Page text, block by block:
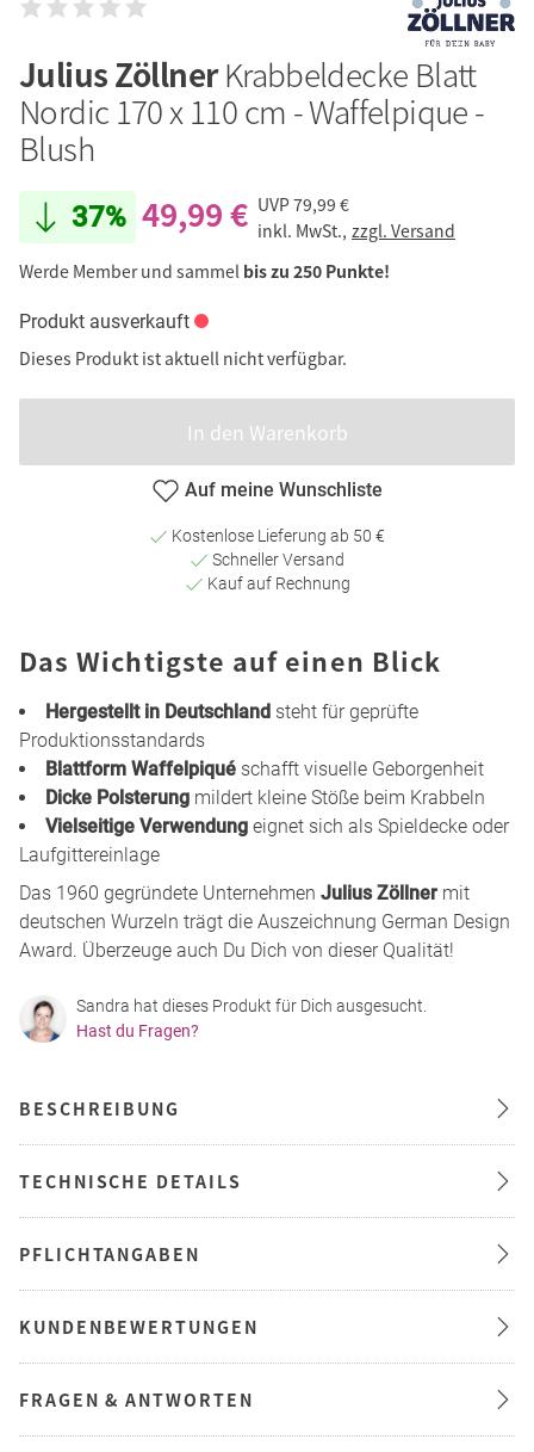
Julius ZöllnerKrabbeldecke Blatt
Nordic 170 x 110 cm - Waffelpique -
Blush
37% 49,99 € UVP79,99 €
inkl. MwSt., zzgl. Versand
Werde Member und sammel bis zu 250 Punkte!
Produkt ausverkauft
Dieses Produkt ist aktuell nicht verfügbar.
In den Warenkorb
Auf meine Wunschliste
Kostenlose Lieferung ab 50 €
Schneller Versand
Kauf auf Rechnung
Das Wichtigste auf einen Blick
Hergestellt in Deutschland steht für geprüfte
Produktionsstandards
Blattform Waffelpiqué schafft visuelle Geborgenheit
Dicke Polsterung mildert kleine Stöße beim Krabbeln
Vielseitige Verwendung eignet sich als Spieldecke oder
Laufgittereinlage
Das 1960 gegründete Unternehmen Julius Zöllner mit
deutschen Wurzeln trägt die Auszeichnung German Design
Award. Überzeuge auch Du Dich von dieser Qualität!
Sandra hat dieses Produkt für Dich ausgesucht.
Hast du Fragen?
BESCHREIBUNG
TECHNISCHE DETAILS
PFLICHTANGABEN
KUNDENBEWERTUNGEN
FRAGEN & ANTWORTEN